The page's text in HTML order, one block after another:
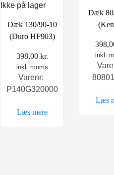
Ikke på lager
Dæk 130/90-10
(Duro HF903)
398,00 kr.
inkl. moms
Varenr:
P140G320000
Læs mere
Dæk
inkl.
Læs